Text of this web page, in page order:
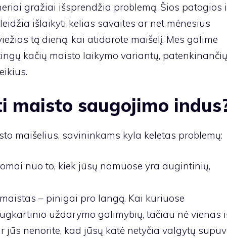
gražiai išsprendžia problemą. Šios patogios
išlaikyti kelias savaites ar net mėnesius
tą dieną, kai atidarote maišelį. Mes galime
kačių maisto laikymo variantų, patenkinančių
maisto saugojimo
maišelius, savininkams kyla keletas problemų:
nuo to, kiek jūsų namuose yra augintinių,
– pinigai pro langą. Kai kuriuose
uždarymo galimybių, tačiau nė vienas
jūs nenorite, kad jūsų katė netyčia valgytų